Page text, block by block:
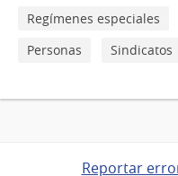
Regímenes especiales
Personas
Sindicatos
Reportar